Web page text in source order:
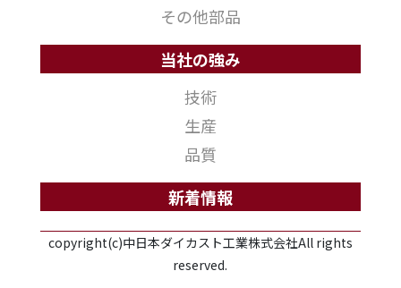
その他部品
当社の強み
技術
生産
品質
新着情報
copyright(c)中日本ダイカスト工業株式会社All rights
reserved.